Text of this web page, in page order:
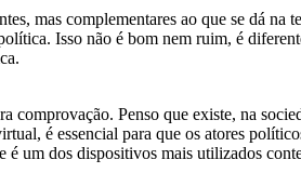
mas complementares ao que se dá na
Isso não é bom nem ruim, é
Penso que existe, na
é essencial para que os atores
um dos dispositivos mais utilizados